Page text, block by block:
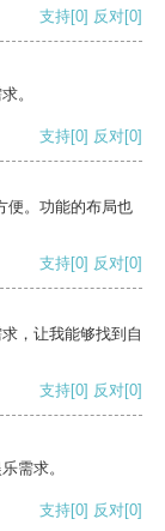
支持[0] 反对[0]
。
支持[0] 反对[0]
便。功能的布局也
支持[0] 反对[0]
，让我能够找到自
支持[0] 反对[0]
需求。
支持[0] 反对[0]